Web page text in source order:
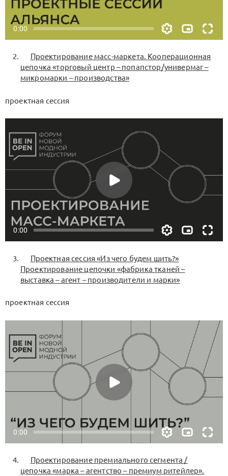
Проектирование масс-маркета. Кооперационная
цепочка «торговый центр – попапстор/универмаг –
микромарки – производства»
проектная сессия
Проектная сессия «Из чего будем шить?»
Проектирование цепочки «фабрика тканей –
выставка – агент – производители и марки»
проектная сессия
Проектирование премиального сегмента /
цепочка «марка – агентство – премиум ритейлер».